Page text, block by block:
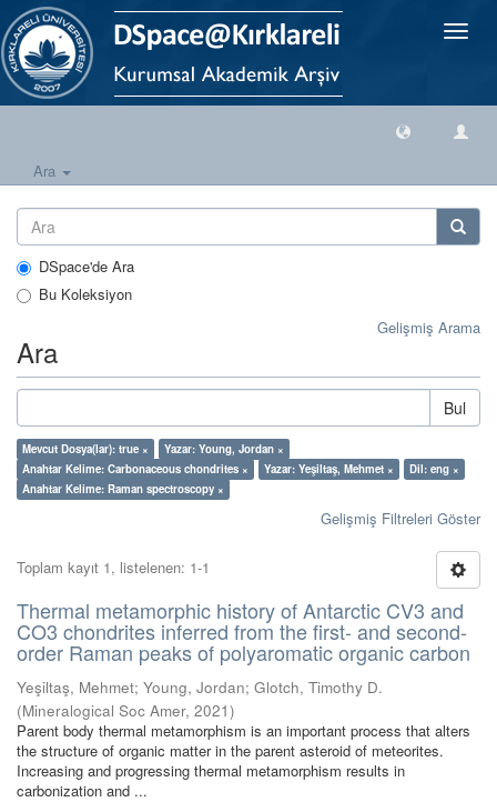
Geçiş
Ara
DSpace'de Ara
Bu Koleksiyon
Gelişmiş Arama
Ara
Bul
Mevcut Dosya(lar): true ×
Yazar: Young, Jordan ×
Anahtar Kelime: Carbonaceous chondrites ×
Yazar: Yeşiltaş, Mehmet ×
Dil: eng ×
Anahtar Kelime: Raman spectroscopy ×
Gelişmiş Filtreleri Göster
Toplam kayıt 1, listelenen: 1-1
Thermal metamorphic history of Antarctic CV3 and
CO3 chondrites inferred from the first- and second-
order Raman peaks of polyaromatic organic carbon
Yeşiltaş, Mehmet; Young, Jordan; Glotch, Timothy D.
(Mineralogical Soc Amer, 2021)
Parent body thermal metamorphism is an important process that alters
the structure of organic matter in the parent asteroid of meteorites.
Increasing and progressing thermal metamorphism results in
carbonization and ...